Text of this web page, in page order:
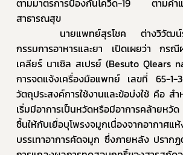
ตามมาตรการป้องกันโควิด-19 ตามคำแ
สาธารณสุข
กรรมการอาหารและยา เปิดเผยว่า กร
เคลียร์ นาเซิล สเปรย์ (Besuto Qlears
การจดแจ้งเครื่องมือแพทย์ เลขที่ 65-
วัตถุประสงค์การใช้งานและข้อบ่งใช้ คือ ส
เริ่มมีอาการเป็นหวัดหรือมีอาการคล้ายห
ชื้นให้กับเยื่อบุโพรงจมูกเนื่องจากอาก
บรรเทาอาการคัดจมูก ซึ่งภายหลัง ปราก